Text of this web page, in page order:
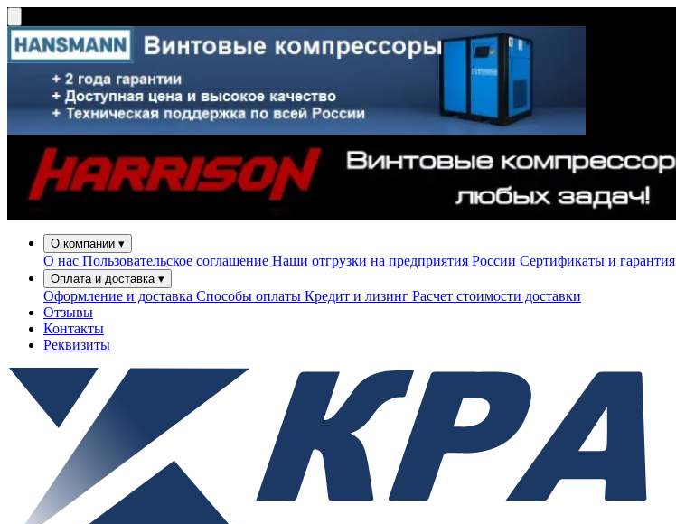
О компании ▾
О нас Пользовательское соглашение Наши отгрузки на предприятия России Сертификаты и гарантия
Оплата и доставка ▾
Оформление и доставка Способы оплаты Кредит и лизинг Расчет стоимости доставки
Отзывы
Контакты
Реквизиты